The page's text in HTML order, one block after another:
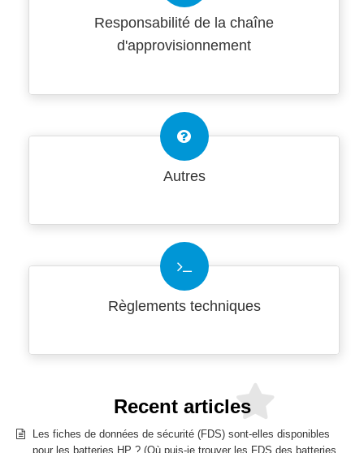
Responsabilité de la chaîne
d'approvisionnement
Autres
Règlements techniques
Recent articles
Les fiches de données de sécurité (FDS) sont-elles disponibles
pour les batteries HP ? (Où puis-je trouver les FDS des batteries